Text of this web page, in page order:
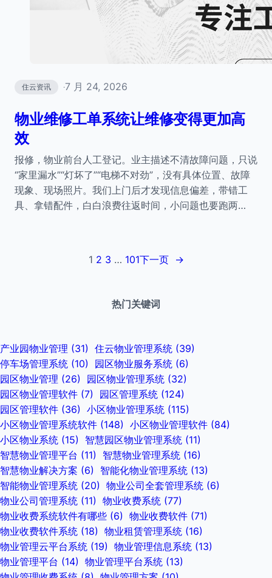
住云资讯 ·7 月 24, 2026
物业维修工单系统让维修变得更加高
效
报修，物业前台人工登记。业主描述不清故障问题，只说
“家里漏水”“灯坏了”“电梯不对劲”，没有具体位置、故障
现象、现场照片。我们上门后才发现信息偏差，带错工
具、拿错配件，白白浪费往返时间，小问题也要跑两…
1 2 3 … 101下一页 →
热门关键词
产业园物业管理 (31) 住云物业管理系统 (39)
停车场管理系统 (10) 园区物业服务系统 (6)
园区物业管理 (26) 园区物业管理系统 (32)
园区物业管理软件 (7) 园区管理系统 (124)
园区管理软件 (36) 小区物业管理系统 (115)
小区物业管理系统软件 (148) 小区物业管理软件 (84)
小区物业系统 (15) 智慧园区物业管理系统 (11)
智慧物业管理平台 (11) 智慧物业管理系统 (16)
智慧物业解决方案 (6) 智能化物业管理系统 (13)
智能物业管理系统 (20) 物业公司全套管理系统 (6)
物业公司管理系统 (11) 物业收费系统 (77)
物业收费系统软件有哪些 (6) 物业收费软件 (71)
物业收费软件系统 (18) 物业租赁管理系统 (16)
物业管理云平台系统 (19) 物业管理信息系统 (13)
物业管理平台 (14) 物业管理平台系统 (13)